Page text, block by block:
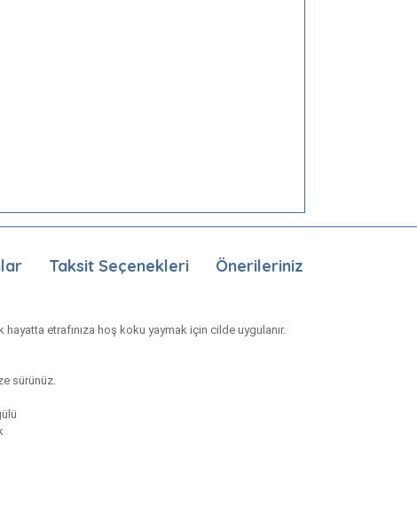
Taksit Seçenekleri Önerileriniz
etrafınıza hoş koku yaymak için cilde uygulanır.
sürünüz.